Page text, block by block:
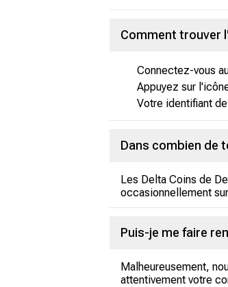
Comment trouver
Connectez-vous
Appuyez sur
Votre identifiant
Dans combien de
Les Delta Coins de
occasionnellement
Puis-je me faire
Malheureusement,
attentivement votre